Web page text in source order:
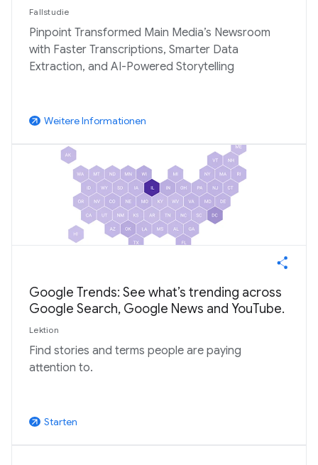
Fallstudie
Pinpoint Transformed Main Media’s Newsroom
with Faster Transcriptions, Smarter Data
Extraction, and AI-Powered Storytelling
arrow_outward Weitere Informationen
Google Trends: See what’s trending across
Google Search, Google News and YouTube.
Lektion
Find stories and terms people are paying
attention to.
arrow_outward Starten